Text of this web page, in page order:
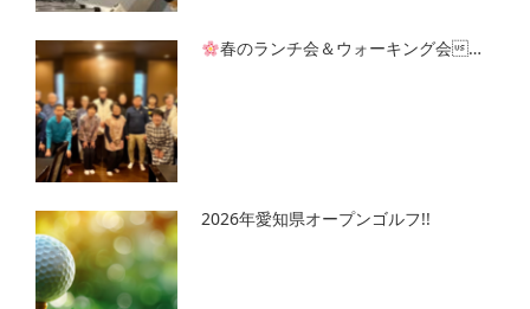
春のランチ会＆ウォーキング会…
2026年愛知県オープンゴルフ!!